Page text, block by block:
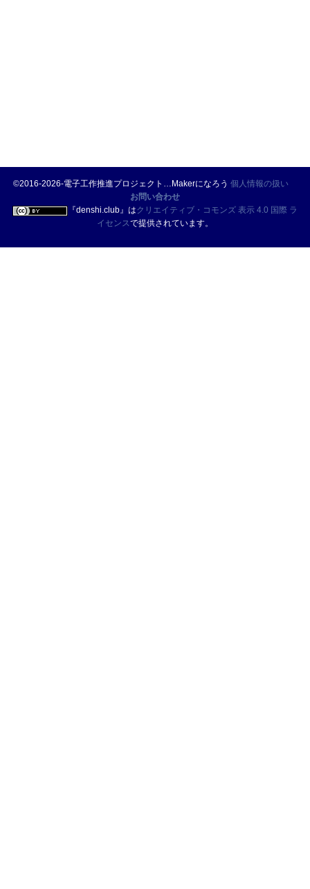
©2016-2026-電子工作推進プロジェクト…Makerになろう 個人情報の扱い
お問い合わせ
『denshi.club』はクリエイティブ・コモンズ 表示 4.0 国際 ラ
イセンスで提供されています。